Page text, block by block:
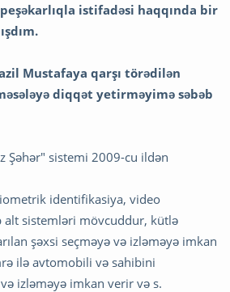
istifadəsi haqqında bir
Mustafaya qarşı törədilən
diqqət yetirməyimə səbəb
Şəhər" sistemi 2009-cu ildən
identifikasiya, video
alt sistemləri mövcuddur, kütlə
şəxsi seçməyə və izləməyə imkan
ilə avtomobili və sahibini
izləməyə imkan verir və s.